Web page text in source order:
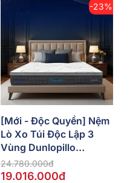
-23%
[Mới - Độc Quyền] Nệm
Lò Xo Túi Độc Lập 3
Vùng Dunlopillo
De.Stress Powerful
24.780.000đ
19.016.000đ